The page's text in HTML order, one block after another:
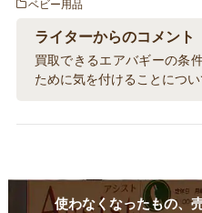
ベビー用品
ライターからのコメント
買取できるエアバギーの条
ために気を付けることについ
使わなくなったもの、